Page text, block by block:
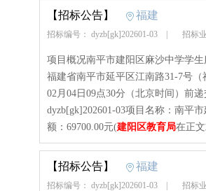
【招标公告】 福建
招标编号： dyzb[gk]202601-03 招标
项目概况南平市建阳区麻沙中学学
福建省南平市延平区江南路31-7号
02月04日09点30分（北京时间）前
dyzb[gk]202601-03项目名称：南平
额：69700.00元(建阳区教育局在正
【招标公告】 福建
招标编号： dyzb[gk]202601-03 招标